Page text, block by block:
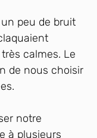
peu de bruit
calmes. Le
de nous choisir
notre
à plusieurs